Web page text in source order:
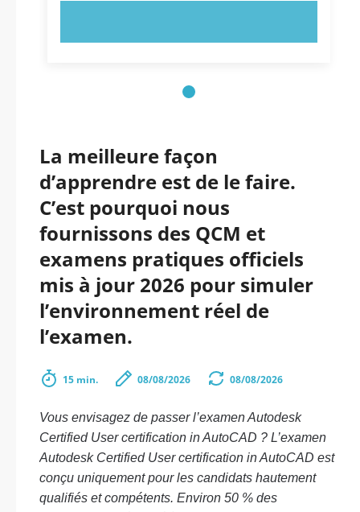
La meilleure façon
d’apprendre est de le faire.
C’est pourquoi nous
fournissons des QCM et
examens pratiques officiels
mis à jour 2026 pour simuler
l’environnement réel de
l’examen.
15 min. 08/08/2026 08/08/2026
Vous envisagez de passer l’examen Autodesk
Certified User certification in AutoCAD ? L’examen
Autodesk Certified User certification in AutoCAD est
conçu uniquement pour les candidats hautement
qualifiés et compétents. Environ 50 % des